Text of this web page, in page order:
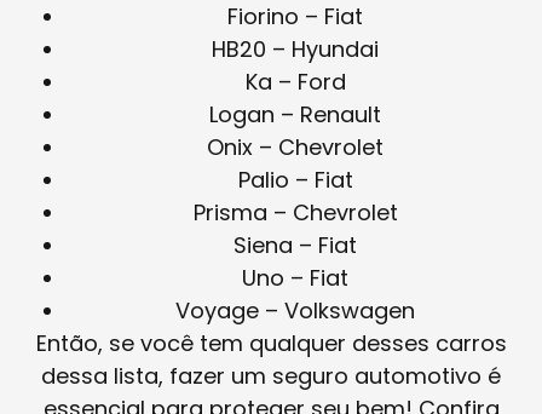
Fiorino – Fiat
HB20 – Hyundai
Ka – Ford
Logan – Renault
Onix – Chevrolet
Palio – Fiat
Prisma – Chevrolet
Siena – Fiat
Uno – Fiat
Voyage – Volkswagen
Então, se você tem qualquer desses carros
dessa lista, fazer um seguro automotivo é